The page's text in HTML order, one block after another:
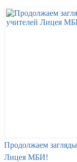
Продолжаем
Лицея МБИ!